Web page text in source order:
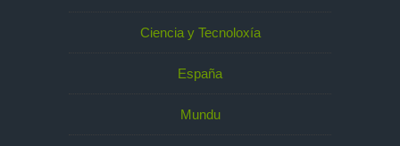
Ciencia y Tecnoloxía
España
Mundu